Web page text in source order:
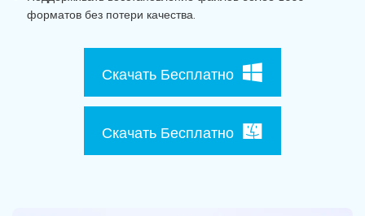
Информационный центр
НАЙТИ БОЛЬШЕ РЕШЕНИЙ
Поиск
форматов без потери качества.
Скачать Бесплатно
Скачать Бесплатно